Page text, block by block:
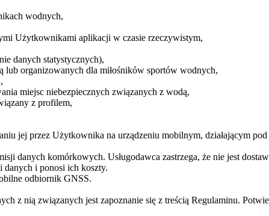
wodnych,
Użytkownikami aplikacji w czasie rzeczywistym,
danych statystycznych),
organizowanych dla miłośników sportów wodnych,
miejsc niebezpiecznych związanych z wodą,
z profilem,
jej przez Użytkownika na urządzeniu mobilnym, działającym
danych komórkowych. Usługodawca zastrzega, że nie jest
danych i ponosi ich koszty.
odbiornik GNSS.
z nią związanych jest zapoznanie się z treścią Regulaminu.